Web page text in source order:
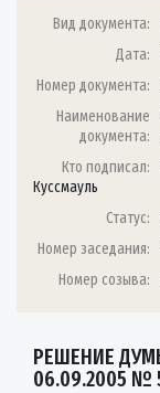
Вид документа:
Дата:
Номер документа:
Наименование
документа:
Кто подписал:
Куссмауль
Статус:
Номер заседания:
Номер созыва:
РЕШЕНИЕ
06.09.2005 №